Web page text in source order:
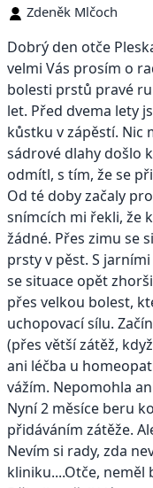
Zdeněk Mlčoch
Dobrý den otče
velmi Vás prosím o
bolesti prstů pravé
let. Před dvema lety
kůstku v zápěstí. Nic
sádrové dlahy došlo
odmítl, s tím, že se
Od té doby začaly
snímcích mi řekli, že
žádné. Přes zimu se
prsty v pěst. S
se situace opět
přes velkou bolest,
uchopovací sílu.
(přes větší zátěž,
ani léčba u
vážím. Nepomohla
Nyní 2 měsíce beru
přidáváním zátěže.
Nevím si rady, zda
kliniku....Otče,